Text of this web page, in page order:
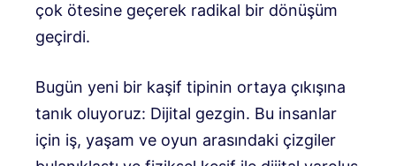
çok ötesine geçerek radikal bir dönüşüm
geçirdi.
Bugün yeni bir kaşif tipinin ortaya çıkışına
tanık oluyoruz: Dijital gezgin. Bu insanlar
için iş, yaşam ve oyun arasındaki çizgiler